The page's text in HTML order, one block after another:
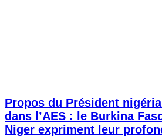
Propos du Président
dans l’AES : le Burkina
Niger expriment leur